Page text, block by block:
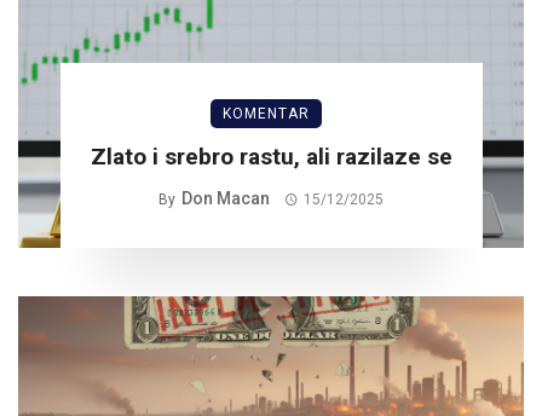
KOMENTAR
Zlato i srebro rastu, ali razilaze se
By Don Macan 15/12/2025